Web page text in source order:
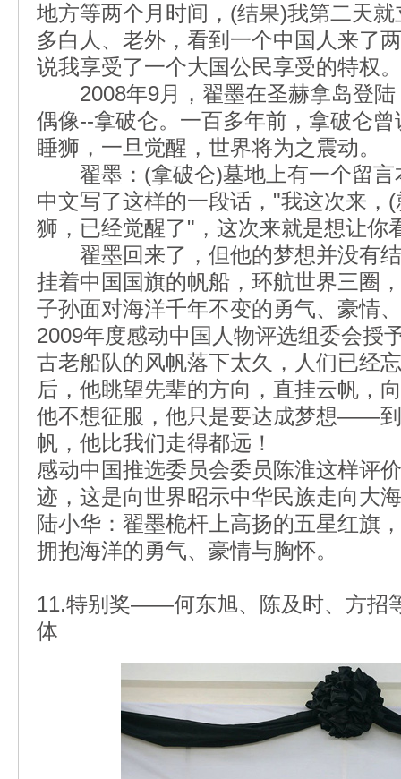
地方等两个月时间，(结果)我第二天
多白人、老外，看到一个中国人来了
说我享受了一个大国公民享受的特权。
2008年9月，翟墨在圣赫拿岛登陆
偶像--拿破仑。一百多年前，拿破仑
睡狮，一旦觉醒，世界将为之震动。
翟墨：(拿破仑)墓地上有一个留言
中文写了这样的一段话，"我这次来，
狮，已经觉醒了"，这次来就是想让你
翟墨回来了，但他的梦想并没有结
挂着中国国旗的帆船，环航世界三圈
子孙面对海洋千年不变的勇气、豪情
2009年度感动中国人物评选组委会授
古老船队的风帆落下太久，人们已经
后，他眺望先辈的方向，直挂云帆，
他不想征服，他只是要达成梦想——
帆，他比我们走得都远！
感动中国推选委员会委员陈淮这样评
迹，这是向世界昭示中华民族走向大
陆小华：翟墨桅杆上高扬的五星红旗
拥抱海洋的勇气、豪情与胸怀。
11.特别奖——何东旭、陈及时、方招
体